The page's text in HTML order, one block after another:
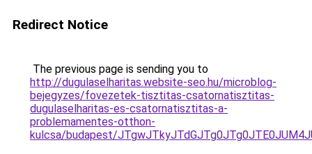
Redirect Notice
The previous page is sending you to
http://dugulaselharitas.website-seo.hu/microblog-
bejegyzes/fovezetek-tisztitas-csatornatisztitas-
dugulaselharitas-es-csatornatisztitas-a-
problemamentes-otthon-
kulcsa/budapest/